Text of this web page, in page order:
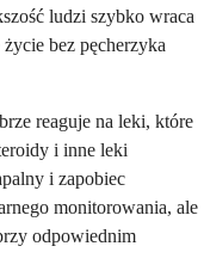
ludzi szybko wraca
bez pęcherzyka
reaguje na leki, które
i inne leki
i zapobiec
monitorowania, ale
odpowiednim